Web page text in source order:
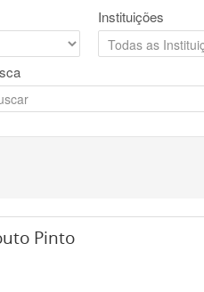
Instituições
Pinto